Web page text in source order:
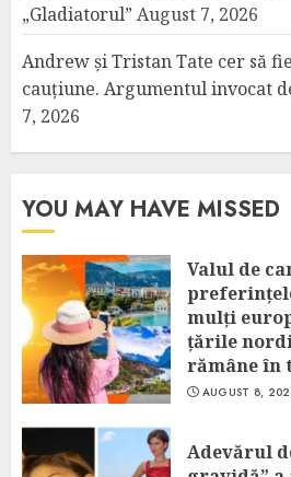
„Gladiatorul” August 7, 2026
Andrew și Tristan Tate cer să
cauțiune. Argumentul invocat
7, 2026
YOU MAY HAVE MISSED
Valul de
mulți
țările
rămâne în
AUGUST 8,
Adevărul